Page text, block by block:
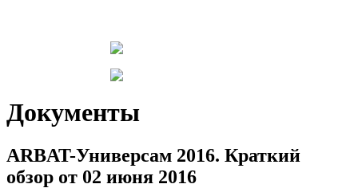
Документы
ARBAT-Универсам 2016. Краткий
обзор от 02 июня 2016